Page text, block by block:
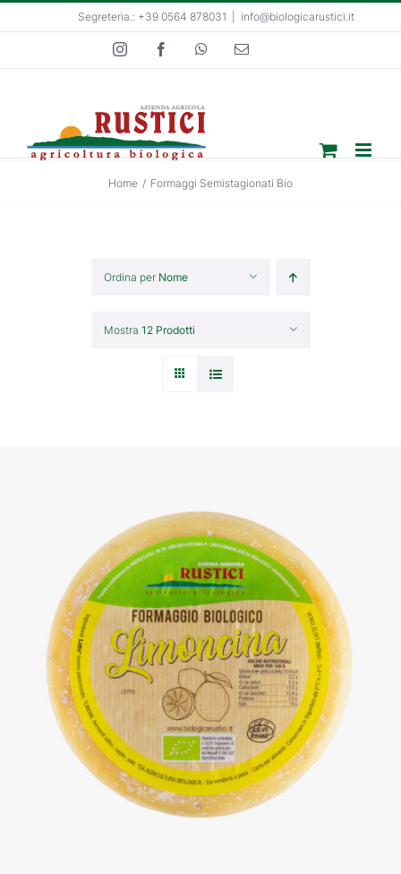
al
Segreteria.: +39 0564 878031 info@biologicarustici.it
InstagramFacebookWhatsApp
Email
Home / Formaggi Semistagionati Bio
Ordina per Nome
Mostra 12 Prodotti
DETTAGLI